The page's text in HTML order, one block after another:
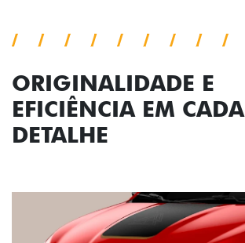
ORIGINALIDADE E
EFICIÊNCIA EM CADA
DETALHE